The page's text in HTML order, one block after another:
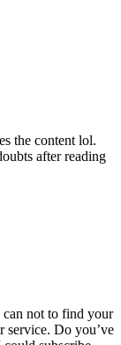
the content lol.
after reading
can not to find your
service. Do you’ve